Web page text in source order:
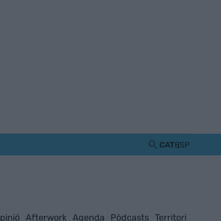
CATESP
Afterwork Agenda Pòdcasts Territori